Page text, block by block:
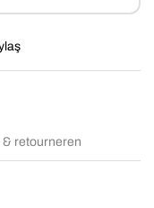
& retourneren